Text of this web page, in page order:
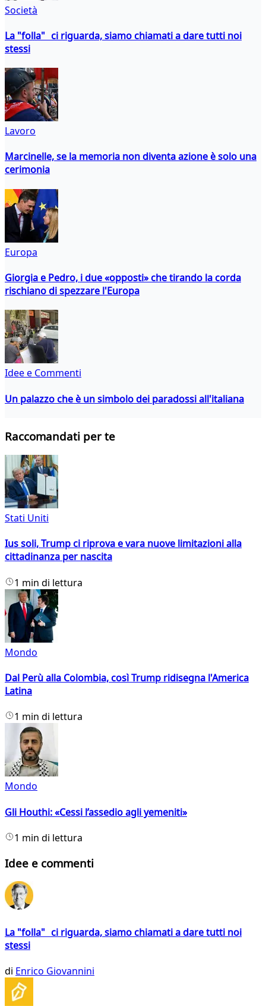
Società
La "folla" ci riguarda, siamo chiamati a dare tutti noi
stessi
Lavoro
Marcinelle, se la memoria non diventa azione è solo una
cerimonia
Europa
Giorgia e Pedro, i due «opposti» che tirando la corda
rischiano di spezzare l'Europa
Idee e Commenti
Un palazzo che è un simbolo dei paradossi all'italiana
Raccomandati per te
Stati Uniti
Ius soli, Trump ci riprova e vara nuove limitazioni alla
cittadinanza per nascita
1 min di lettura
Mondo
Dal Perù alla Colombia, così Trump ridisegna l'America
Latina
1 min di lettura
Mondo
Gli Houthi: «Cessi l’assedio agli yemeniti»
1 min di lettura
Idee e commenti
La "folla" ci riguarda, siamo chiamati a dare tutti noi
stessi
di Enrico Giovannini